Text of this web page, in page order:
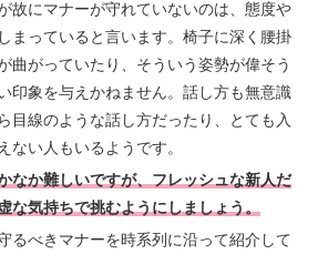
故にマナーが守れていないのは、態度や
まっていると言います。椅子に深く腰掛
曲がっていたり、そういう姿勢が偉そう
印象を与えかねません。話し方も無意識
目線のような話し方だったり、とても入
ない人もいるようです。
なか難しいですが、フレッシュな新人だ
な気持ちで挑むようにしましょう。
るべきマナーを時系列に沿って紹介して